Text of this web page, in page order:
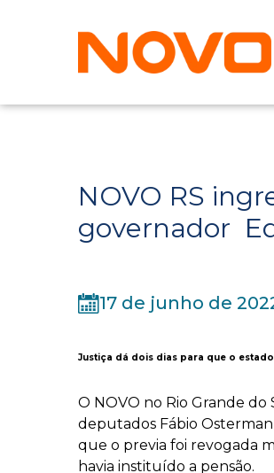
NOVO RS
governador
17 de junho de
Justiça dá dois dias para que o
O NOVO no Rio Grande
deputados Fábio
que o previa foi revogada
havia instituído a pensão.